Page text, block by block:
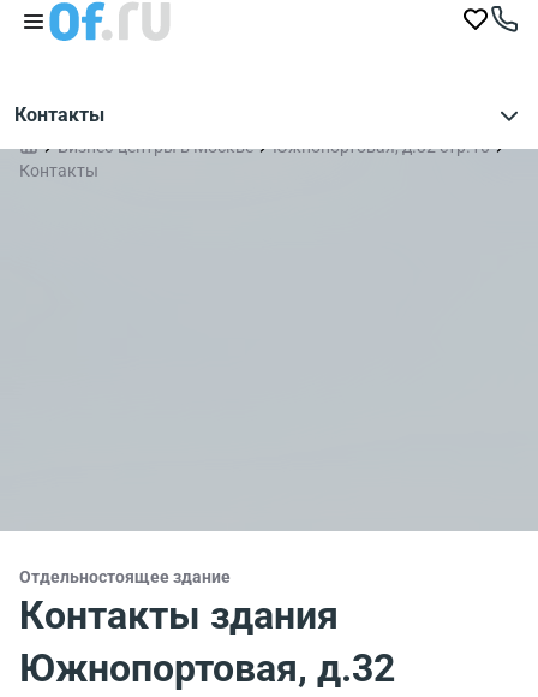
Контакты
Бизнес-центры в Москве
Южнопортовая, д.32 стр.10
Контакты
Отдельностоящее здание
Контакты здания
Южнопортовая, д.32